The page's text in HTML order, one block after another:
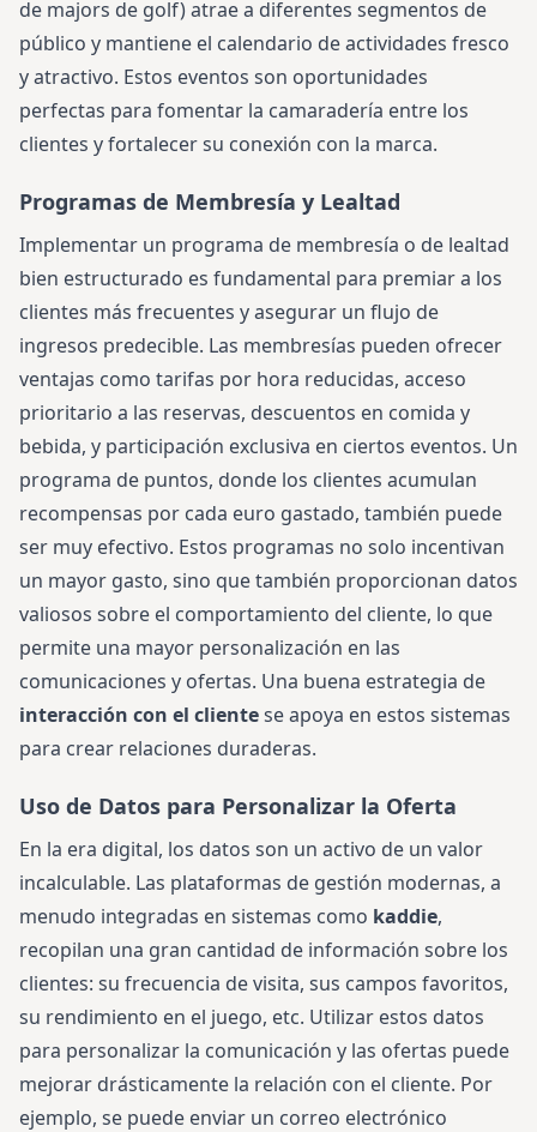
de majors de golf) atrae a diferentes segmentos de
público y mantiene el calendario de actividades fresco
y atractivo. Estos eventos son oportunidades
perfectas para fomentar la camaradería entre los
clientes y fortalecer su conexión con la marca.
Programas de Membresía y Lealtad
Implementar un programa de membresía o de lealtad
bien estructurado es fundamental para premiar a los
clientes más frecuentes y asegurar un flujo de
ingresos predecible. Las membresías pueden ofrecer
ventajas como tarifas por hora reducidas, acceso
prioritario a las reservas, descuentos en comida y
bebida, y participación exclusiva en ciertos eventos. Un
programa de puntos, donde los clientes acumulan
recompensas por cada euro gastado, también puede
ser muy efectivo. Estos programas no solo incentivan
un mayor gasto, sino que también proporcionan datos
valiosos sobre el comportamiento del cliente, lo que
permite una mayor personalización en las
comunicaciones y ofertas. Una buena estrategia de
interacción con el clientese apoya en estos sistemas
para crear relaciones duraderas.
Uso de Datos para Personalizar la Oferta
En la era digital, los datos son un activo de un valor
incalculable. Las plataformas de gestión modernas, a
menudo integradas en sistemas como kaddie,
recopilan una gran cantidad de información sobre los
clientes: su frecuencia de visita, sus campos favoritos,
su rendimiento en el juego, etc. Utilizar estos datos
para personalizar la comunicación y las ofertas puede
mejorar drásticamente la relación con el cliente. Por
ejemplo, se puede enviar un correo electrónico